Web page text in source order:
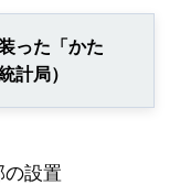
った「かた
計局）
設置